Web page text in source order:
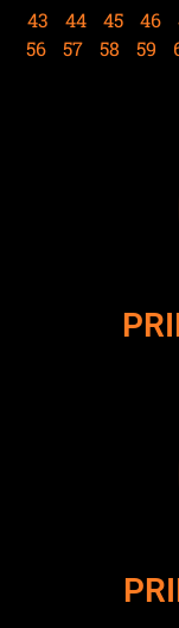
43
44 45 46
56
57 58 59